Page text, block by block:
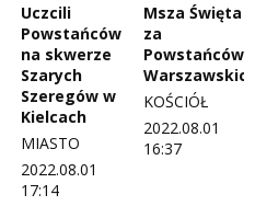
Uczcili
Powstańców
na skwerze
Szarych
Szeregów w
Kielcach
MIASTO
2022.08.01
17:14
Msza Święta
za
Powstańców
KOŚCIÓŁ
2022.08.01
16:37